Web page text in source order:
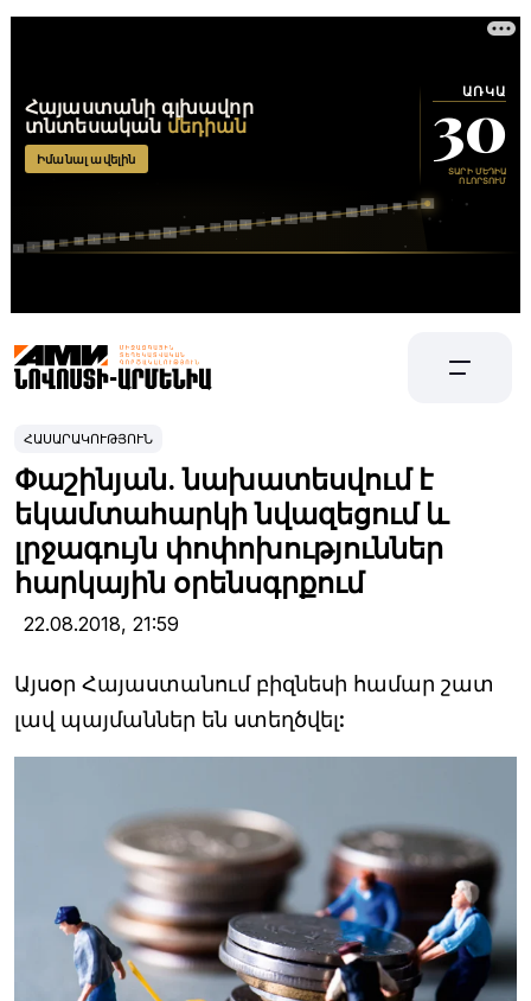
ՀԱՍԱՐԱԿՈՒԹՅՈՒՆ
Փաշինյան. նախատեսվում է
եկամտահարկի նվազեցում և
լրջագույն փոփոխություններ
հարկային օրենսգրքում
22.08.2018, 21:59
Այսօր Հայաստանում բիզնեսի համար շատ
լավ պայմաններ են ստեղծվել: